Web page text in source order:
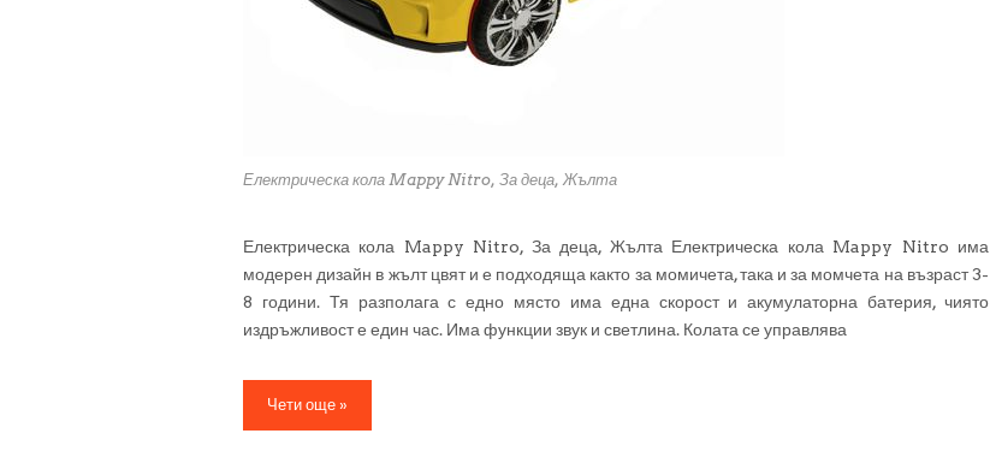
Електрическа кола Mappy Nitro, За деца, Жълта
Електрическа кола Mappy Nitro, За деца, Жълта Електрическа кола Mappy Nitro има
модерен дизайн в жълт цвят и е подходяща както за момичета, така и за момчета на възраст 3-
8 години. Тя разполага с едно място има една скорост и акумулаторна батерия, чиято
издръжливост е един час. Има функции звук и светлина. Колата се управлява
Чети още »